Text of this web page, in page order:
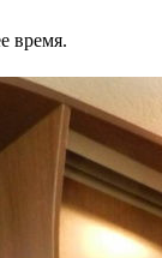
время.